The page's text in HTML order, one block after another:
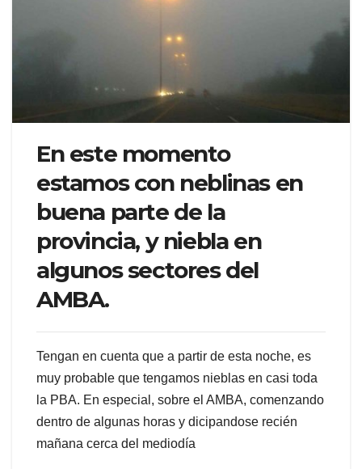
En este momento
estamos con neblinas en
buena parte de la
provincia, y niebla en
algunos sectores del
AMBA.
Tengan en cuenta que a partir de esta noche, es
muy probable que tengamos nieblas en casi toda
la PBA. En especial, sobre el AMBA, comenzando
dentro de algunas horas y dicipandose recién
mañana cerca del mediodía